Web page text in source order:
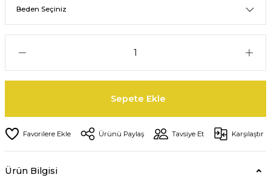
Sepete Ekle
Ürünü Paylaş Tavsiye Et Karşılaştır
Ürün Bilgisi